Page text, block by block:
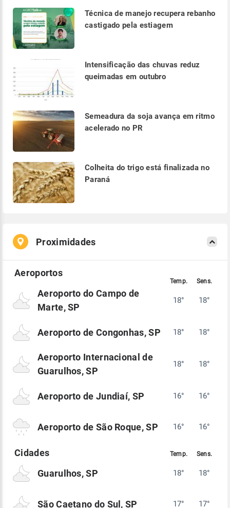
Técnica de manejo recupera rebanho
castigado pela estiagem
Intensificação das chuvas reduz
queimadas em outubro
Semeadura da soja avança em ritmo
acelerado no PR
Colheita do trigo está finalizada no
Paraná
Proximidades
Aeroporto do Campo de
Marte, SP
18° 18°
Aeroporto de Congonhas, SP 18° 18°
Aeroporto Internacional de
Guarulhos, SP
18° 18°
Aeroporto de Jundiaí, SP 16° 16°
Aeroporto de São Roque, SP 16° 16°
Guarulhos, SP 18° 18°
São Caetano do Sul, SP 17° 17°